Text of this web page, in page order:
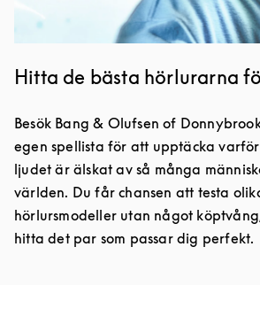
Hitta de bästa hörlurarna
Besök Bang & Olufsen of
egen spellista för att upptäcka
ljudet är älskat av så många
världen. Du får chansen att testa
hörlursmodeller utan något
hitta det par som passar dig perfekt.